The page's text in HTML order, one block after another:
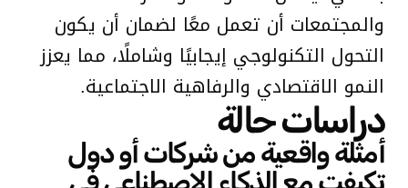
والمجتمعات أن تعمل معًا لضمان أن يكون
التحول التكنولوجي إيجابيًا وشاملًا، مما يعزز
النمو الاقتصادي والرفاهية الاجتماعية.
دراسات حالة
أمثلة واقعية من شركات أو دول